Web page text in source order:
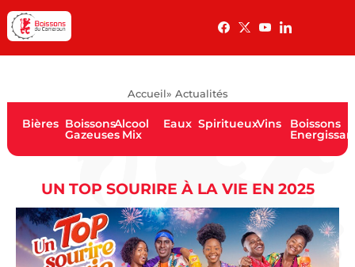
Accueil» Actualités
Bières Boissons
Gazeuses
Alcool
Mix
Eaux SpiritueuxVins Boissons
UN TOP SOURIRE À LA VIE EN 2025